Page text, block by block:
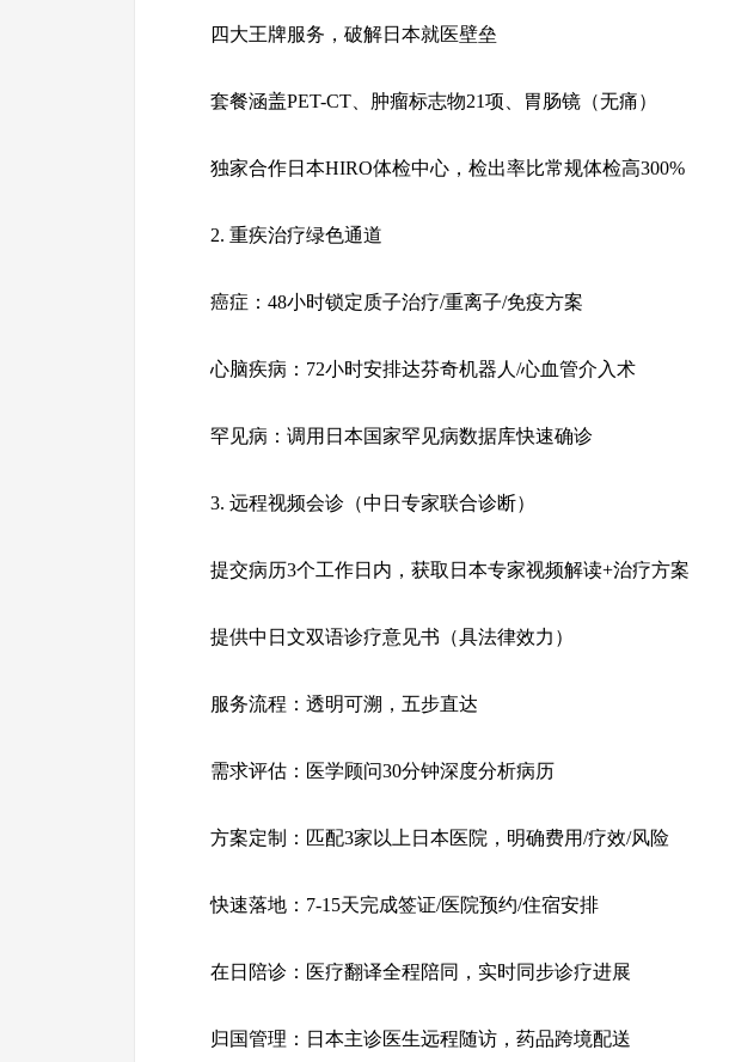
四大王牌服务，破解日本就医壁垒
套餐涵盖PET-CT、肿瘤标志物21项、胃肠镜（无痛）
独家合作日本HIRO体检中心，检出率比常规体检高300%
2. 重疾治疗绿色通道
癌症：48小时锁定质子治疗/重离子/免疫方案
心脑疾病：72小时安排达芬奇机器人/心血管介入术
罕见病：调用日本国家罕见病数据库快速确诊
3. 远程视频会诊（中日专家联合诊断）
提交病历3个工作日内，获取日本专家视频解读+治疗方案
提供中日文双语诊疗意见书（具法律效力）
服务流程：透明可溯，五步直达
需求评估：医学顾问30分钟深度分析病历
方案定制：匹配3家以上日本医院，明确费用/疗效/风险
快速落地：7-15天完成签证/医院预约/住宿安排
在日陪诊：医疗翻译全程陪同，实时同步诊疗进展
归国管理：日本主诊医生远程随访，药品跨境配送